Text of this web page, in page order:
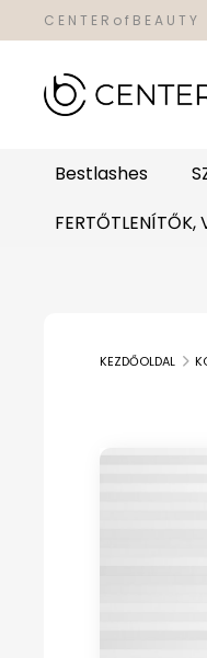
C E N T E R o f B E A U T Y
Bestlashes
FERTŐTLENÍTŐK,
KEZDŐOLDAL